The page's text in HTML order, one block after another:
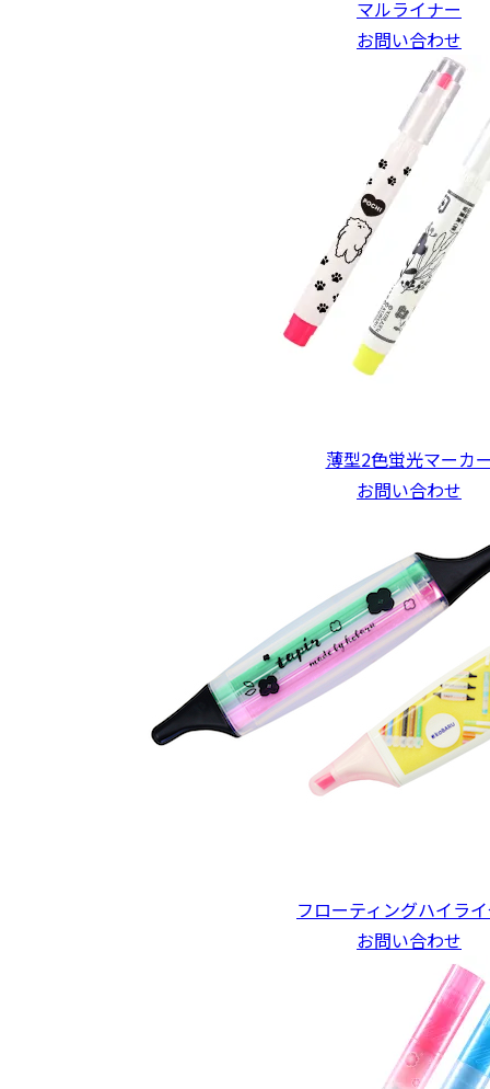
マルライナー
お問い合わせ
薄型2色蛍光マーカ
お問い合わせ
フローティングハイラ
お問い合わせ